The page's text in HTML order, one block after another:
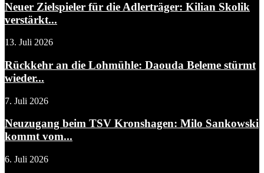
Neuer Zielspieler für die Adlerträger: Kilian Skolik
verstärkt...
13. Juli 2026
Rückkehr an die Lohmühle: Daouda Beleme stürmt
wieder...
7. Juli 2026
Neuzugang beim TSV Kronshagen: Milo Sankowski
kommt vom...
6. Juli 2026